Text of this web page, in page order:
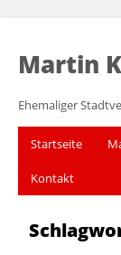
Martin
Ehemaliger
Startseite
Kontakt